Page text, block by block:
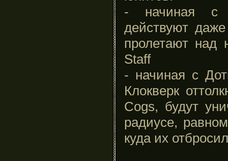
- начиная с
действуют
пролетают
Staff
- начиная с
Клокверк
Cogs, будут
радиусе,
куда их